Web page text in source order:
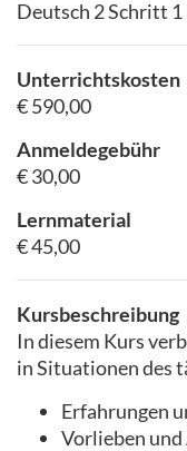
Deutsch 2 Schritt 1
Kursbeschreibung
In diesem Kurs
in Situationen des
Erfahrungen
Vorlieben und
Unterrichtskosten
€ 590,00
Anmeldegebühr
€ 30,00
Lernmaterial
€ 45,00